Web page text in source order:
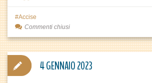
Accise
Commenti chiusi
4 GENNAIO 2023